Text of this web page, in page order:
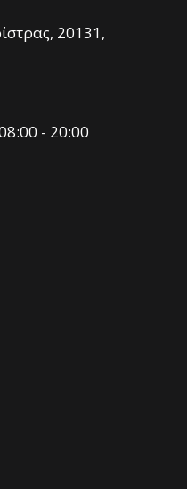
20131,
- 20:00